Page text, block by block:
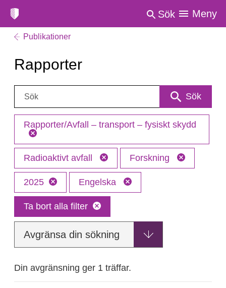
Sök Meny
Publikationer
Rapporter
Sök: Sök
Rapporter/Avfall – transport – fysiskt skydd
Radioaktivt avfall Forskning
2025 Engelska
Ta bort alla filter
Avgränsa din sökning
Din avgränsning ger 1 träffar.